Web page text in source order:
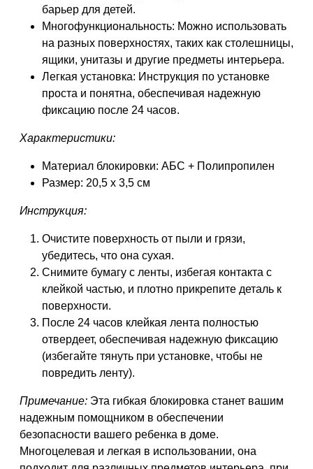
барьер для детей.
Многофункциональность: Можно использовать
на разных поверхностях, таких как столешницы,
ящики, унитазы и другие предметы интерьера.
Легкая установка: Инструкция по установке
проста и понятна, обеспечивая надежную
фиксацию после 24 часов.
Характеристики:
Материал блокировки: АБС + Полипропилен
Размер: 20,5 х 3,5 см
Инструкция:
Очистите поверхность от пыли и грязи,
убедитесь, что она сухая.
Снимите бумагу с ленты, избегая контакта с
клейкой частью, и плотно прикрепите деталь к
поверхности.
После 24 часов клейкая лента полностью
отвердеет, обеспечивая надежную фиксацию
(избегайте тянуть при установке, чтобы не
повредить ленту).
Примечание: Эта гибкая блокировка станет вашим
надежным помощником в обеспечении
безопасности вашего ребенка в доме.
Многоцелевая и легкая в использовании, она